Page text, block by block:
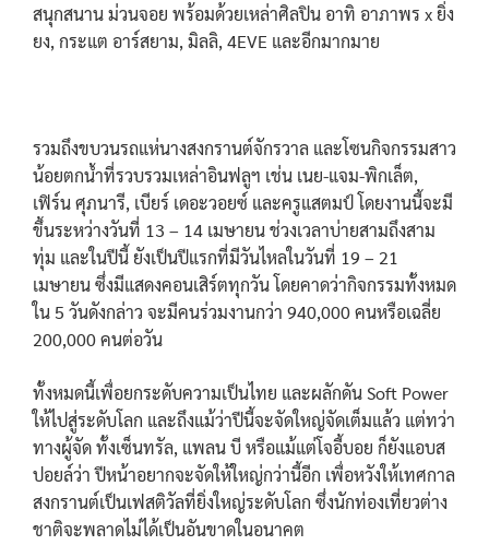
สนุกสนาน ม่วนจอย พร้อมด้วยเหล่าศิลปิน อาทิ อาภาพร x ยิ่ง
ยง, กระแต อาร์สยาม, มิลลิ, 4EVE และอีกมากมาย
รวมถึงขบวนรถแห่นางสงกรานต์จักรวาล และโซนกิจกรรมสาว
น้อยตกน้ำที่รวบรวมเหล่าอินฟลูฯ เช่น เนย-แจม-พิกเล็ต,
เฟิร์น ศุภนารี, เบียร์ เดอะวอยซ์ และครูแสตมป์ โดยงานนี้จะมี
ขึ้นระหว่างวันที่ 13 – 14 เมษายน ช่วงเวลาบ่ายสามถึงสาม
ทุ่ม และในปีนี้ ยังเป็นปีแรกที่มีวันไหลในวันที่ 19 – 21
เมษายน ซึ่งมีแสดงคอนเสิร์ตทุกวัน โดยคาดว่ากิจกรรมทั้งหมด
ใน 5 วันดังกล่าว จะมีคนร่วมงานกว่า 940,000 คนหรือเฉลี่ย
200,000 คนต่อวัน
ทั้งหมดนี้เพื่อยกระดับความเป็นไทย และผลักดัน Soft Power
ให้ไปสู่ระดับโลก และถึงแม้ว่าปีนี้จะจัดใหญ่จัดเต็มแล้ว แต่ทว่า
ทางผู้จัด ทั้งเซ็นทรัล, แพลน บี หรือแม้แต่โจอี้บอย ก็ยังแอบส
ปอยล์ว่า ปีหน้าอยากจะจัดให้ใหญ่กว่านี้อีก เพื่อหวังให้เทศกาล
สงกรานต์เป็นเฟสติวัลที่ยิ่งใหญ่ระดับโลก ซึ่งนักท่องเที่ยวต่าง
ชาติจะพลาดไม่ได้เป็นอันขาดในอนาคต